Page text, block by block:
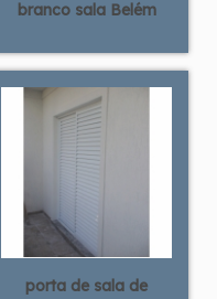
branco sala Belém
porta de sala de